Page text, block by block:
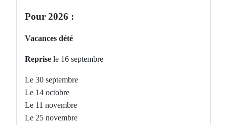
Pour 2026 :
Vacances dété
Reprise le 16 septembre
Le 30 septembre
Le 14 octobre
Le 11 novembre
Le 25 novembre